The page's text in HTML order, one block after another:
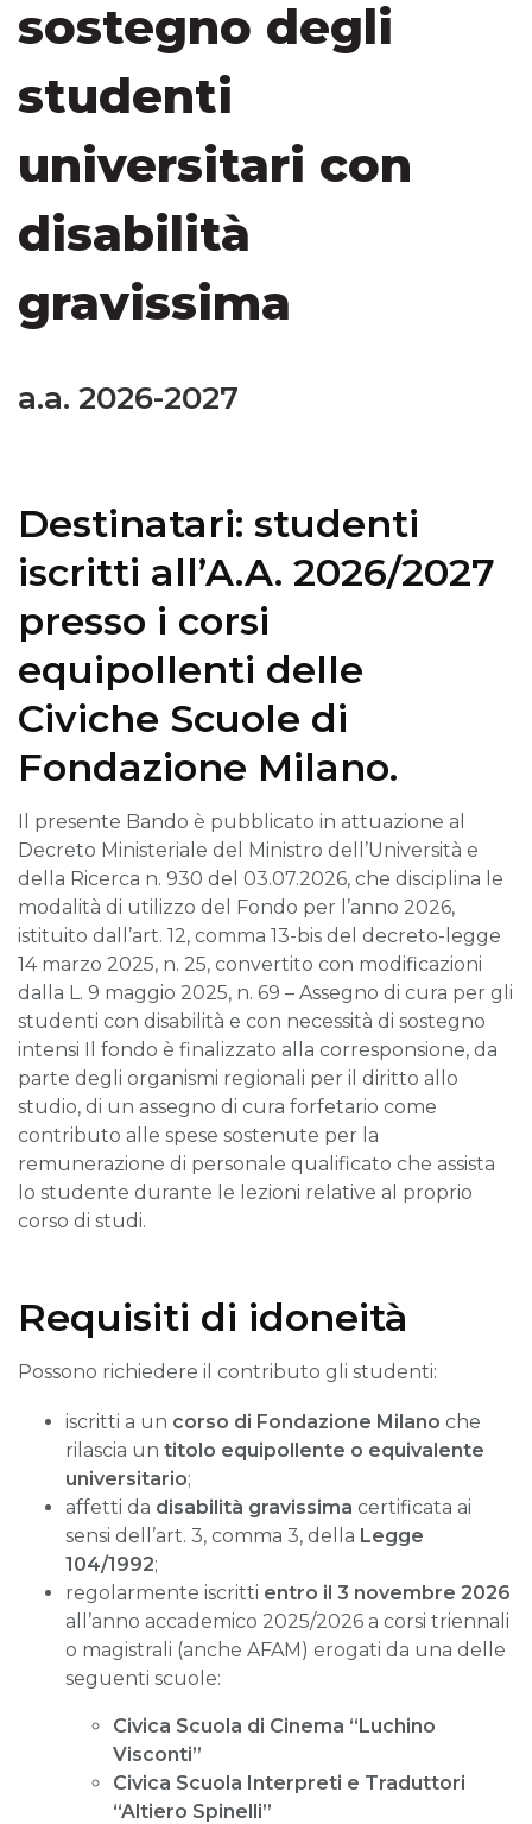
sostegno degli
studenti
universitari con
disabilità
gravissima
a.a. 2026-2027
Destinatari: studenti
iscritti all’A.A. 2026/2027
presso i corsi
equipollenti delle
Civiche Scuole di
Fondazione Milano.
Il presente Bando è pubblicato in attuazione al
Decreto Ministeriale del Ministro dell’Università e
della Ricerca n. 930 del 03.07.2026, che disciplina le
modalità di utilizzo del Fondo per l’anno 2026,
istituito dall’art. 12, comma 13-bis del decreto-legge
14 marzo 2025, n. 25, convertito con modificazioni
dalla L. 9 maggio 2025, n. 69 – Assegno di cura per gli
studenti con disabilità e con necessità di sostegno
intensi Il fondo è finalizzato alla corresponsione, da
parte degli organismi regionali per il diritto allo
studio, di un assegno di cura forfetario come
contributo alle spese sostenute per la
remunerazione di personale qualificato che assista
lo studente durante le lezioni relative al proprio
corso di studi.
Requisiti di idoneità
Possono richiedere il contributo gli studenti:
iscritti a un corso di Fondazione Milano che
rilascia un titolo equipollente o equivalente
universitario;
affetti da disabilità gravissima certificata ai
sensi dell’art. 3, comma 3, della Legge
104/1992;
regolarmente iscritti entro il 3 novembre 2026
all’anno accademico 2025/2026 a corsi triennali
o magistrali (anche AFAM) erogati da una delle
seguenti scuole:
Civica Scuola di Cinema “Luchino
Visconti”
Civica Scuola Interpreti e Traduttori
“Altiero Spinelli”